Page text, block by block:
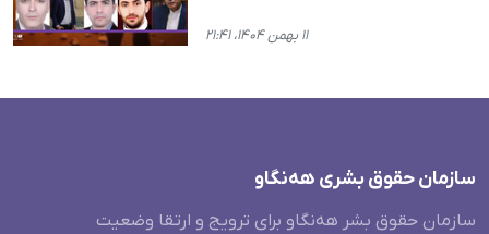
۱۱ بهمن ۱۴۰۴، ۲۱:۴۱
سازمان حقوق بشری هەنگاو
سازمان حقوق بشر هه‌نگاو برای ترویج و ارتقا وضعیت